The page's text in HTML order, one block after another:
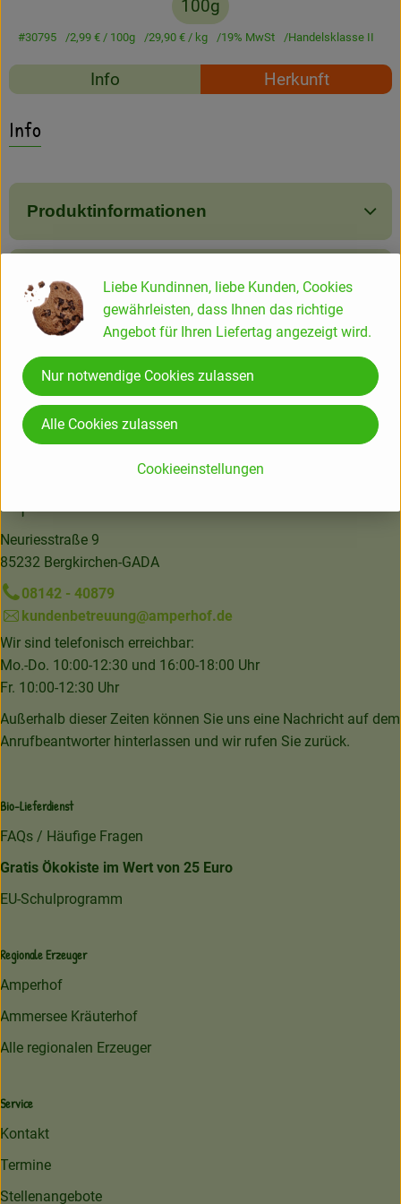
Entdecken
100g
#30795 2,99 € / 100g 29,90 € / kg 19% MwSt Handelsklasse II
Rezepte
Info Herkunft
Info
Produktinformationen
Produktdatenblatt
Herkunft
Hersteller: MID
Amperhof Ökokiste GmbH & Co. KG
Neuriesstraße 9
85232 Bergkirchen-GADA
08142 - 40879
kundenbetreuung@amperhof.de
Wir sind telefonisch erreichbar:
Mo.-Do. 10:00-12:30 und 16:00-18:00 Uhr
Fr. 10:00-12:30 Uhr
Außerhalb dieser Zeiten können Sie uns eine Nachricht auf dem
Anrufbeantworter hinterlassen und wir rufen Sie zurück.
Bio-Lieferdienst
FAQs / Häufige Fragen
Gratis Ökokiste im Wert von 25 Euro
EU-Schulprogramm
Regionale Erzeuger
Amperhof
Ammersee Kräuterhof
Alle regionalen Erzeuger
Service
Kontakt
Termine
Stellenangebote
Liebe Kundinnen, liebe Kunden, Cookies
gewährleisten, dass Ihnen das richtige
Angebot für Ihren Liefertag angezeigt wird.
Cookieeinstellungen
Nur notwendige Cookies zulassen
Alle Cookies zulassen